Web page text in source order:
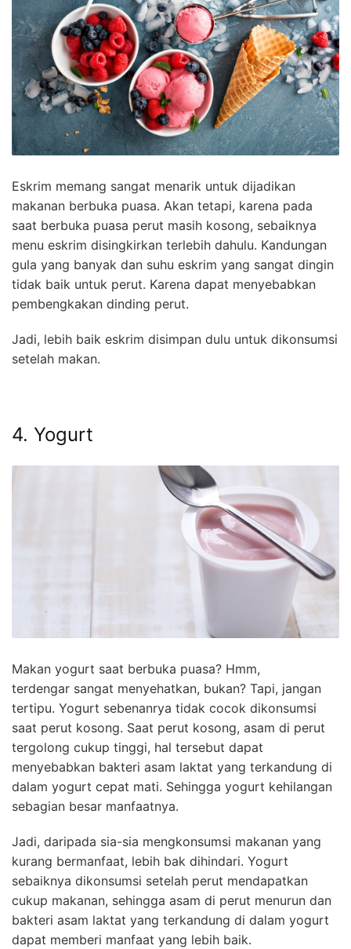
Eskrim memang sangat menarik untuk dijadikan
makanan berbuka puasa. Akan tetapi, karena pada
saat berbuka puasa perut masih kosong, sebaiknya
menu eskrim disingkirkan terlebih dahulu. Kandungan
gula yang banyak dan suhu eskrim yang sangat dingin
tidak baik untuk perut. Karena dapat menyebabkan
pembengkakan dinding perut.
Jadi, lebih baik eskrim disimpan dulu untuk dikonsumsi
setelah makan.
4. Yogurt
Makan yogurt saat berbuka puasa? Hmm,
terdengar sangat menyehatkan, bukan? Tapi, jangan
tertipu. Yogurt sebenanrya tidak cocok dikonsumsi
saat perut kosong. Saat perut kosong, asam di perut
tergolong cukup tinggi, hal tersebut dapat
menyebabkan bakteri asam laktat yang terkandung di
dalam yogurt cepat mati. Sehingga yogurt kehilangan
sebagian besar manfaatnya.
Jadi, daripada sia-sia mengkonsumsi makanan yang
kurang bermanfaat, lebih bak dihindari. Yogurt
sebaiknya dikonsumsi setelah perut mendapatkan
cukup makanan, sehingga asam di perut menurun dan
bakteri asam laktat yang terkandung di dalam yogurt
dapat memberi manfaat yang lebih baik.